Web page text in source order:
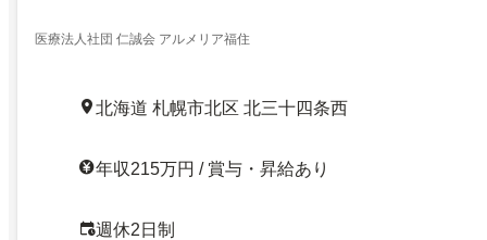
医療法人社団 仁誠会 アルメリア福住
北海道 札幌市北区 北三十四条西
年収215万円 / 賞与・昇給あり
週休2日制